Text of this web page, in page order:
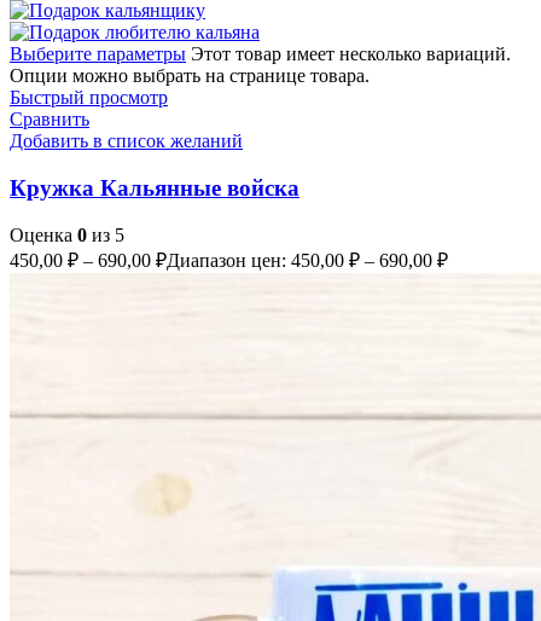
Выберите параметры Этот товар имеет несколько вариаций.
Опции можно выбрать на странице товара.
Быстрый просмотр
Сравнить
Добавить в список желаний
Кружка Кальянные войска
Оценка 0 из 5
450,00 ₽ – 690,00 ₽Диапазон цен: 450,00 ₽ – 690,00 ₽